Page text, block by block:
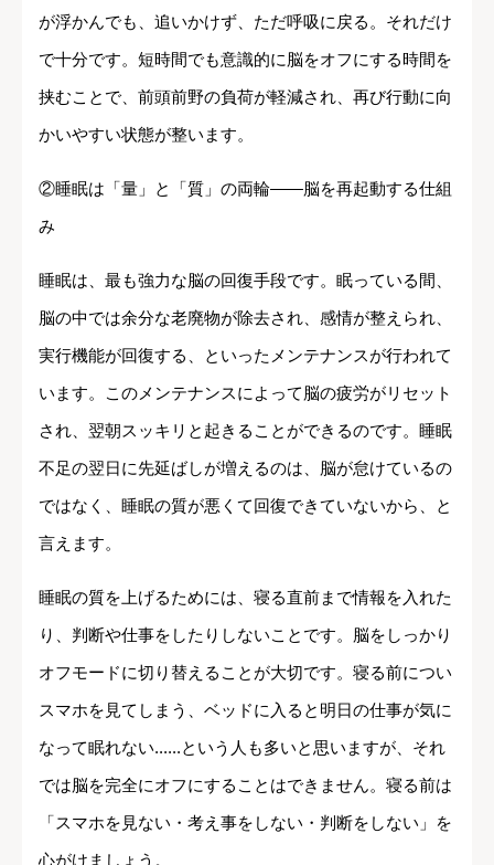
が浮かんでも、追いかけず、ただ呼吸に戻る。それだけ
で十分です。短時間でも意識的に脳をオフにする時間を
挟むことで、前頭前野の負荷が軽減され、再び行動に向
かいやすい状態が整います。
②睡眠は「量」と「質」の両輪――脳を再起動する仕組
み
睡眠は、最も強力な脳の回復手段です。眠っている間、
脳の中では余分な老廃物が除去され、感情が整えられ、
実行機能が回復する、といったメンテナンスが行われて
います。このメンテナンスによって脳の疲労がリセット
され、翌朝スッキリと起きることができるのです。睡眠
不足の翌日に先延ばしが増えるのは、脳が怠けているの
ではなく、睡眠の質が悪くて回復できていないから、と
言えます。
睡眠の質を上げるためには、寝る直前まで情報を入れた
り、判断や仕事をしたりしないことです。脳をしっかり
オフモードに切り替えることが大切です。寝る前につい
スマホを見てしまう、ベッドに入ると明日の仕事が気に
なって眠れない......という人も多いと思いますが、それ
では脳を完全にオフにすることはできません。寝る前は
「スマホを見ない・考え事をしない・判断をしない」を
心がけましょう。